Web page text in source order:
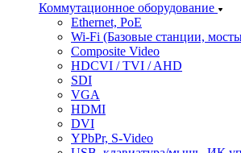
Коммутационное оборудование
Ethernet, PoE
Wi-Fi (Базовые станции,
Composite Video
HDCVI / TVI / AHD
SDI
VGA
HDMI
DVI
YPbPr, S-Video